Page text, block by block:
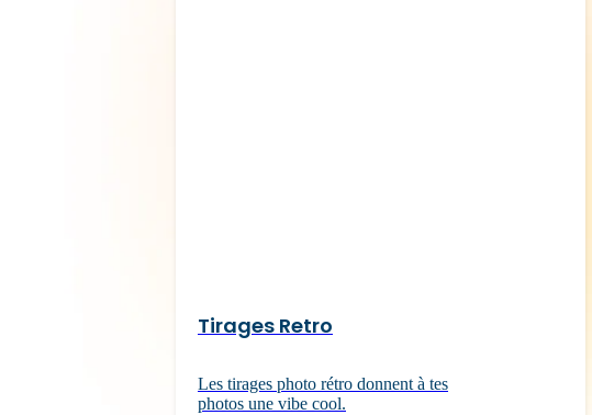
Tirages Retro
Les tirages photo rétro donnent à tes
photos une vibe cool.